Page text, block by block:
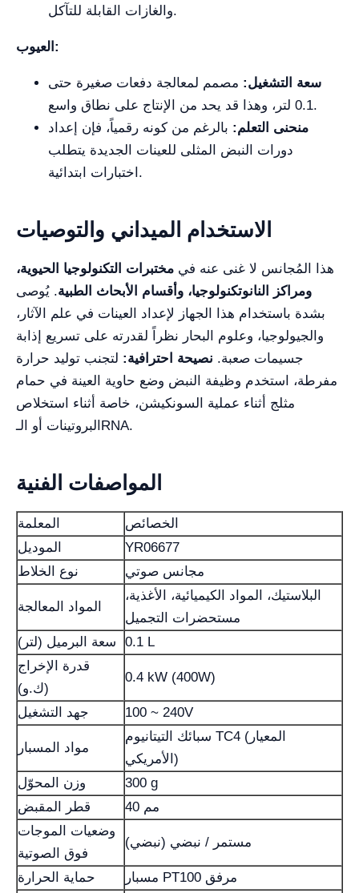
والغازات القابلة للتآكل.
العيوب:
سعة التشغيل: مصمم لمعالجة دفعات صغيرة حتى
0.1 لتر، وهذا قد يحد من الإنتاج على نطاق واسع.
منحنى التعلم: بالرغم من كونه رقمياً، فإن إعداد
دورات النبض المثلى للعينات الجديدة يتطلب
اختبارات ابتدائية.
الاستخدام الميداني والتوصيات
هذا المُجانس لا غنى عنه في مختبرات التكنولوجيا الحيوية،
ومراكز النانوتكنولوجيا، وأقسام الأبحاث الطبية. يُوصى
بشدة باستخدام هذا الجهاز لإعداد العينات في علم الآثار،
والجيولوجيا، وعلوم البحار نظراً لقدرته على تسريع إذابة
جسيمات صعبة. نصيحة احترافية: لتجنب توليد حرارة
مفرطة، استخدم وظيفة النبض وضع حاوية العينة في حمام
مثلج أثناء عملية السونكيشن، خاصة أثناء استخلاص
البروتينات أو الـRNA.
المواصفات الفنية
المعلمة
الخصائص
الموديل
YR06677
نوع الخلاط
مجانس صوتي
المواد المعالجة
البلاستيك، المواد الكيميائية، الأغذية،
مستحضرات التجميل
سعة البرميل (لتر)
0.1 L
قدرة الإخراج
(ك.و)
0.4 kW (400W)
جهد التشغيل 100 ~ 240V
مواد المسبار
سبائك التيتانيوم TC4 (المعيار
الأمريكي)
وزن المحوّل
300 g
قطر المقبض
40 مم
وضعيات الموجات
فوق الصوتية
مستمر / نبضي (نبضي)
حماية الحرارة
مسبار PT100 مرفق